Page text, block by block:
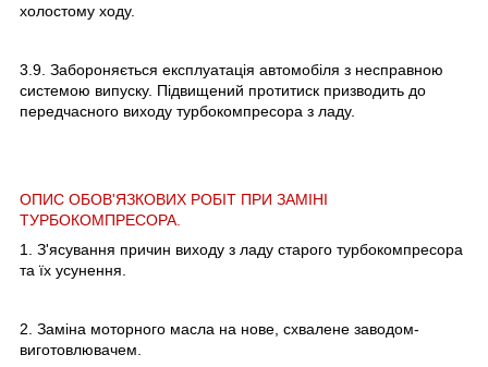
холостому ходу.
3.9. Забороняється експлуатація автомобіля з несправною
системою випуску. Підвищений протитиск призводить до
передчасного виходу турбокомпресора з ладу.
ОПИС ОБОВ'ЯЗКОВИХ РОБІТ ПРИ ЗАМІНІ
ТУРБОКОМПРЕСОРА.
1. З'ясування причин виходу з ладу старого турбокомпресора
та їх усунення.
2. Заміна моторного масла на нове, схвалене заводом-
виготовлювачем.